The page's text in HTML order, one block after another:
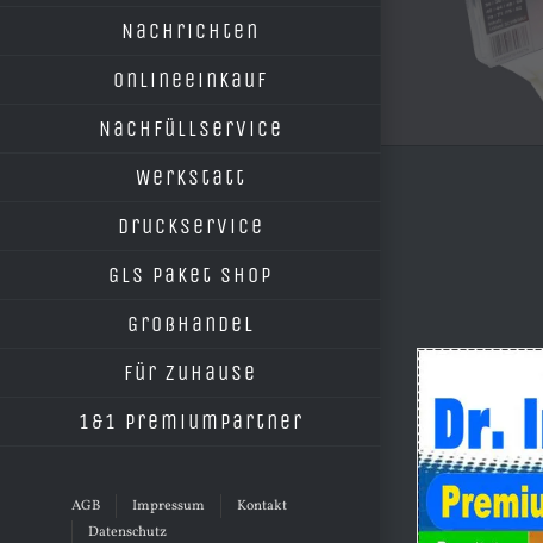
Nachrichten
Onlineeinkauf
Nachfüllservice
Werkstatt
Druckservice
GLS Paket Shop
Großhandel
Für Zuhause
1&1 Premiumpartner
AGB Impressum
Kontakt
Datenschutz